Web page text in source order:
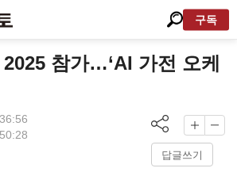
구독
참가…‘AI 가전 오케
답글쓰기